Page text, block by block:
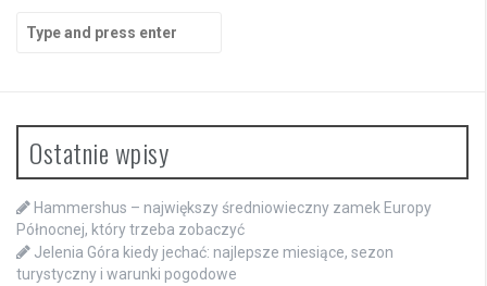
for:
Ostatnie wpisy
Hammershus – największy średniowieczny zamek Europy
Północnej, który trzeba zobaczyć
Jelenia Góra kiedy jechać: najlepsze miesiące, sezon
turystyczny i warunki pogodowe